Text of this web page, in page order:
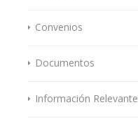
Convenios
Documentos
Información Relevante